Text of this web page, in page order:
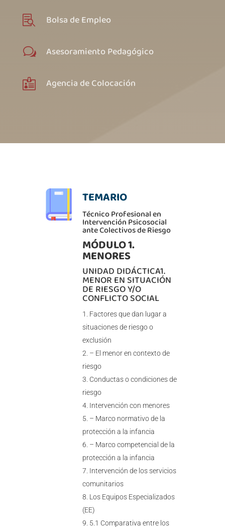
 Bolsa de Empleo
w Asesoramiento Pedagógico
 Agencia de Colocación
TEMARIO
Técnico Profesional en
Intervención Psicosocial
ante Colectivos de Riesgo
MÓDULO 1.
MENORES
UNIDAD DIDÁCTICA1.
MENOR EN SITUACIÓN
DE RIESGO Y/O
CONFLICTO SOCIAL
Factores que dan lugar a
situaciones de riesgo o
exclusión
– El menor en contexto de
riesgo
Conductas o condiciones de
riesgo
Intervención con menores
– Marco normativo de la
protección a la infancia
– Marco competencial de la
protección a la infancia
Intervención de los servicios
comunitarios
Los Equipos Especializados
(EE)
5.1 Comparativa entre los